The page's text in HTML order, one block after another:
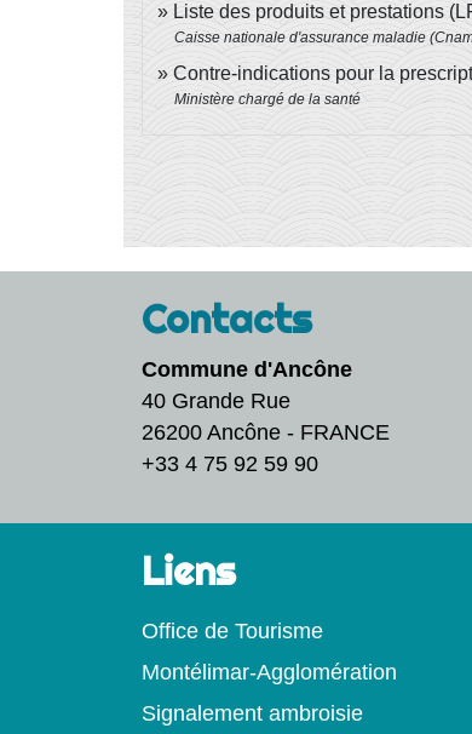
Liste des produits et prestations
Caisse nationale d'assurance maladie
Contre-indications pour la
Ministère chargé de la santé
Contacts
Commune d'Ancône
40 Grande Rue
26200 Ancône - FRANCE
+33 4 75 92 59 90
Liens
Office de Tourisme
Montélimar-Agglomération
Signalement ambroisie